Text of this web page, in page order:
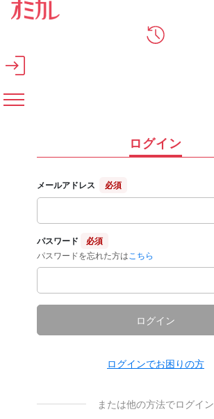
メインコンテンツへスキップ
ログイン
メールアドレス 必須
パスワード
必須
パスワードを忘れた方は こちら
ログイン
ログインでお困りの方
または他の方法でログイン